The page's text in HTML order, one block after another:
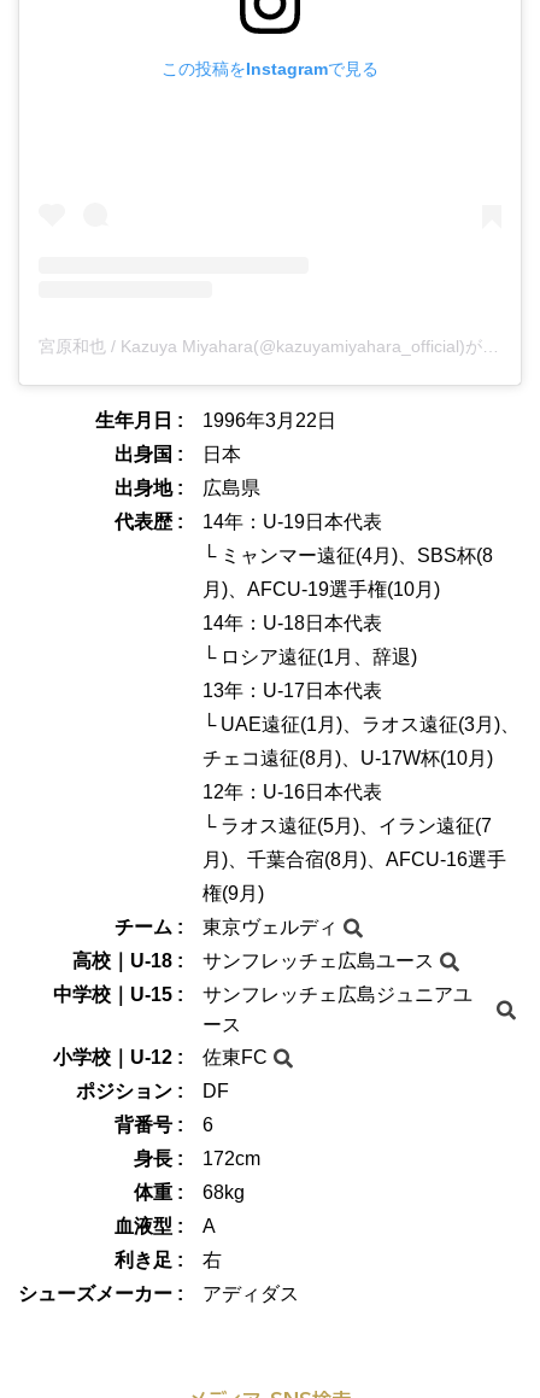
この投稿をInstagramで見る
生年月日 :
1996年3月22日
出身国 :
日本
出身地 :
広島県
代表歴 :
14年：U-19日本代表
└ ミャンマー遠征(4月)、SBS杯(8
月)、AFCU-19選手権(10月)
14年：U-18日本代表
└ ロシア遠征(1月、辞退)
13年：U-17日本代表
└ UAE遠征(1月)、ラオス遠征(3月)、
チェコ遠征(8月)、U-17W杯(10月)
12年：U-16日本代表
└ ラオス遠征(5月)、イラン遠征(7
月)、千葉合宿(8月)、AFCU-16選手
権(9月)
チーム :
東京ヴェルディ
高校｜U-18 :
サンフレッチェ広島ユース
中学校｜U-15 :
サンフレッチェ広島ジュニアユ
ース
小学校｜U-12 :
佐東FC
ポジション :
DF
背番号 :
6
身長 :
172cm
体重 :
68kg
血液型 :
A
利き足 :
右
シューズメーカー :
アディダス